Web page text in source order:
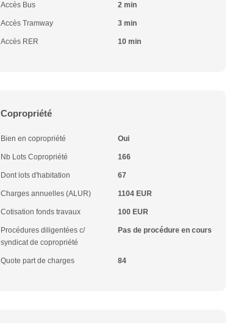
Accès Bus 2 min
Accès Tramway 3 min
Accès RER 10 min
Copropriété
Bien en copropriété Oui
Nb Lots Copropriété 166
Dont lots d'habitation 67
Charges annuelles (ALUR) 1104 EUR
Cotisation fonds travaux 100 EUR
Procédures diligentées c/
syndicat de copropriété
Pas de procédure en cours
Quote part de charges 84